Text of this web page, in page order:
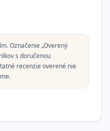
Označenie „Overený
s doručenou
recenzie overené nie